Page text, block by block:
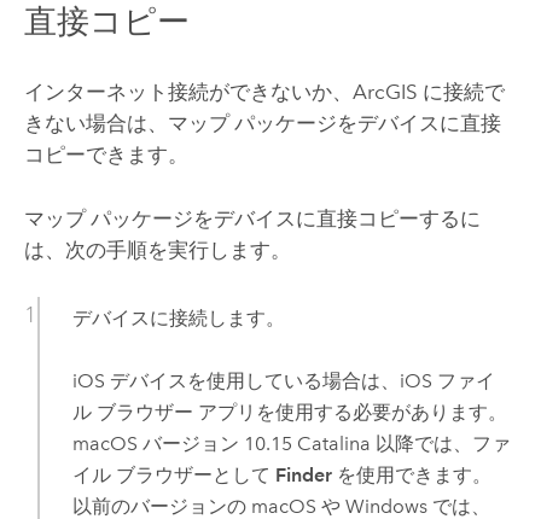
直接コピー
インターネット接続ができないか、ArcGIS に接続で
きない場合は、マップ パッケージをデバイスに直接
コピーできます。
マップ パッケージをデバイスに直接コピーするに
は、次の手順を実行します。
デバイスに接続します。
iOS デバイスを使用している場合は、 iOS ファイ
ル ブラウザー アプリを使用する必要があります。
macOS バージョン 10.15 Catalina 以降では、ファ
イル ブラウザーとして Finderを使用できます。
以前のバージョンの macOS や Windowsでは、